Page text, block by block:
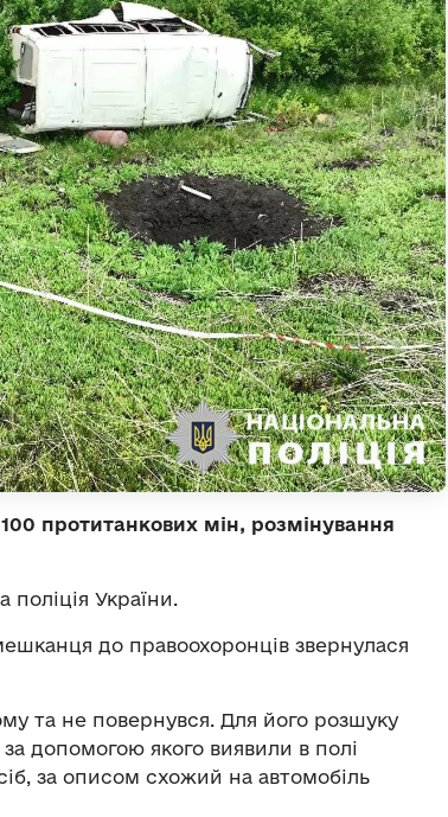
протитанкових мін, розмінування
поліція України.
до правоохоронців звернулася
та не повернувся. Для його розшуку
допомогою якого виявили в полі
за описом схожий на автомобіль